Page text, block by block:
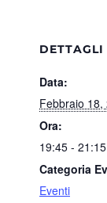
DETTAGLI
Data:
Febbraio 18,
Ora:
19:45 - 21:15
Categoria
Eventi